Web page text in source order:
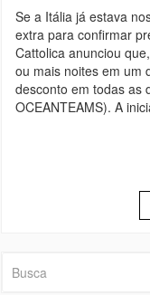
Se a Itália já estava
extra para confirmar
Cattolica anunciou
ou mais noites em um
desconto em todas as
OCEANTEAMS). A